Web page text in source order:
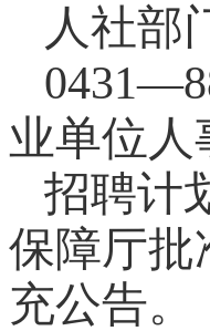
人社部
业单位人
招聘计
保障厅批
充公告。